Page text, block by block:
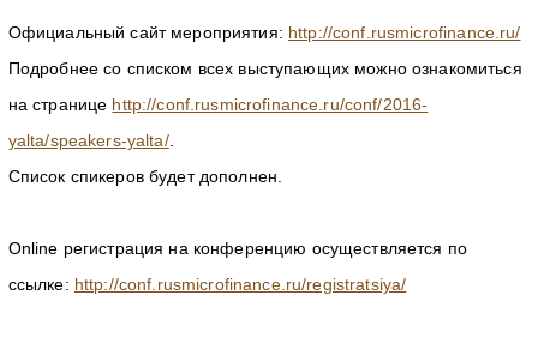
Официальный сайт мероприятия: http://conf.rusmicrofinance.ru/
Подробнее со списком всех выступающих можно ознакомиться
на странице http://conf.rusmicrofinance.ru/conf/2016-
yalta/speakers-yalta/.
Список спикеров будет дополнен.
Online регистрация на конференцию осуществляется по
ссылке: http://conf.rusmicrofinance.ru/registratsiya/